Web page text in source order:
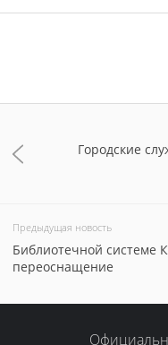
Городские
Предыдущая новость
Библиотечной системе
переоснащение